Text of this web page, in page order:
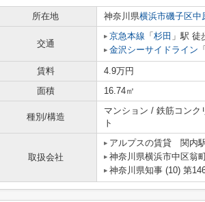
所在地 神奈川県横浜市磯子区中
交通
京急本線 「 杉田 」駅 徒
金沢シーサイドライン 「
賃料 4.9万円
面積
16.74㎡
種別/構造
マンション / 鉄筋コンク
ト
取扱会社
アルプスの賃貸 関内
神奈川県横浜市中区翁
神奈川県知事 (10) 第